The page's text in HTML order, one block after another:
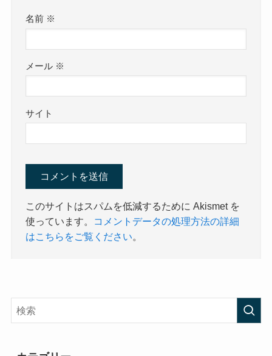
名前 ※
メール ※
サイト
このサイトはスパムを低減するために Akismet を
使っています。
コメントデータの処理方法の詳細
はこちらをご覧ください。